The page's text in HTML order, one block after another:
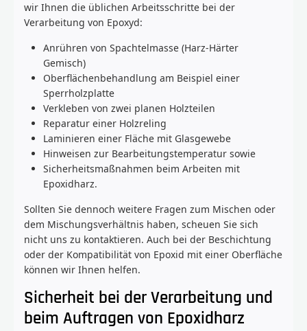
wir Ihnen die üblichen Arbeitsschritte bei der
Verarbeitung von Epoxyd:
Anrühren von Spachtelmasse (Harz-Härter
Gemisch)
Oberflächenbehandlung am Beispiel einer
Sperrholzplatte
Verkleben von zwei planen Holzteilen
Reparatur einer Holzreling
Laminieren einer Fläche mit Glasgewebe
Hinweisen zur Bearbeitungstemperatur sowie
Sicherheitsmaßnahmen beim Arbeiten mit
Epoxidharz.
Sollten Sie dennoch weitere Fragen zum Mischen oder
dem Mischungsverhältnis haben, scheuen Sie sich
nicht uns zu kontaktieren. Auch bei der Beschichtung
oder der Kompatibilität von Epoxid mit einer Oberfläche
können wir Ihnen helfen.
Sicherheit bei der Verarbeitung und
beim Auftragen von Epoxidharz